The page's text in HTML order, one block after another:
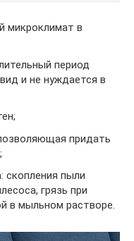
микроклимат в
период
и не нуждается в
придать
скопления пыли
грязь при
в мыльном растворе.